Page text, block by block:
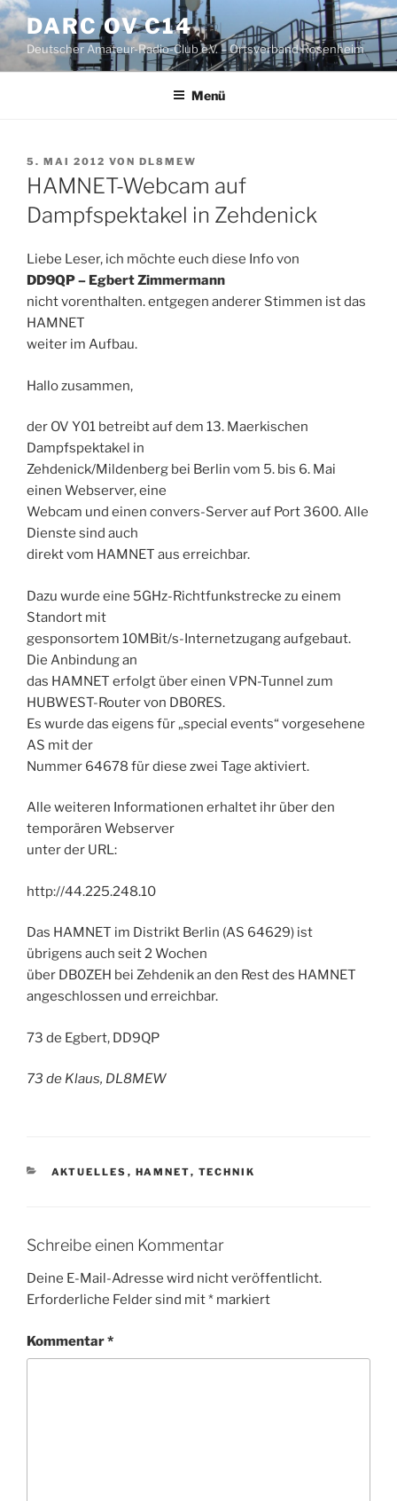
Zum
Inhalt
springen
DARC OV C14
Deutscher Amateur-Radio-Club e.V. – Ortsverband Rosenheim
Menü
VERÖFFENTLICHT
AM
5. MAI 2012 VON DL8MEW
HAMNET-Webcam auf
Dampfspektakel in Zehdenick
Liebe Leser, ich möchte euch diese Info von
DD9QP – Egbert Zimmermann
nicht vorenthalten. entgegen anderer Stimmen ist das
HAMNET
weiter im Aufbau.
Hallo zusammen,
der OV Y01 betreibt auf dem 13. Maerkischen
Dampfspektakel in
Zehdenick/Mildenberg bei Berlin vom 5. bis 6. Mai
einen Webserver, eine
Webcam und einen convers-Server auf Port 3600. Alle
Dienste sind auch
direkt vom HAMNET aus erreichbar.
Dazu wurde eine 5GHz-Richtfunkstrecke zu einem
Standort mit
gesponsortem 10MBit/s-Internetzugang aufgebaut.
Die Anbindung an
das HAMNET erfolgt über einen VPN-Tunnel zum
HUBWEST-Router von DB0RES.
Es wurde das eigens für „special events“ vorgesehene
AS mit der
Nummer 64678 für diese zwei Tage aktiviert.
Alle weiteren Informationen erhaltet ihr über den
temporären Webserver
unter der URL:
http://44.225.248.10
Das HAMNET im Distrikt Berlin (AS 64629) ist
übrigens auch seit 2 Wochen
über DB0ZEH bei Zehdenik an den Rest des HAMNET
angeschlossen und erreichbar.
73 de Egbert, DD9QP
73 de Klaus, DL8MEW
KATEGORIEN
AKTUELLES , HAMNET, TECHNIK
Schreibe einen Kommentar
Deine E-Mail-Adresse wird nicht veröffentlicht.
Erforderliche Felder sind mit* markiert
Kommentar*